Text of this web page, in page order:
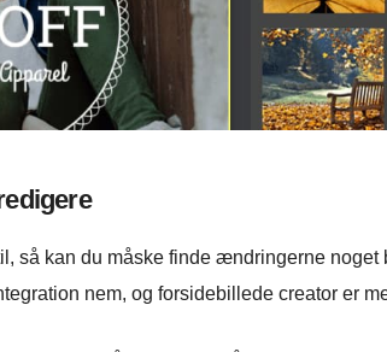
så kan du måske finde ændringerne
nem, og forsidebillede creator er